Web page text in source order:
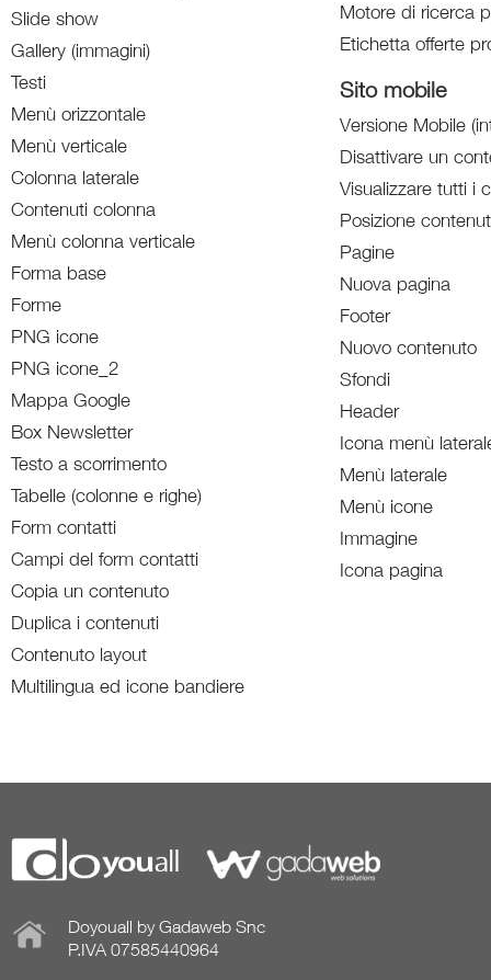
Slide show
Gallery (immagini)
Testi
Menù orizzontale
Menù verticale
Colonna laterale
Contenuti colonna
Menù colonna verticale
Forma base
Forme
PNG icone
PNG icone_2
Mappa Google
Box Newsletter
Testo a scorrimento
Tabelle (colonne e righe)
Form contatti
Campi del form contatti
Copia un contenuto
Duplica i contenuti
Contenuto layout
Multilingua ed icone bandiere
Motore di ricerca
Etichetta offerte
Sito mobile
Versione Mobile
Disattivare un
Visualizzare tutti i
Posizione
Pagine
Nuova pagina
Footer
Nuovo contenuto
Sfondi
Header
Icona menù
Menù laterale
Menù icone
Immagine
Icona pagina
Doyouall by Gadaweb Snc
P.IVA 07585440964